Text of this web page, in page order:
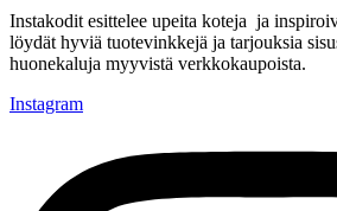
Instakodit esittelee upeita koteja ja
löydät hyviä tuotevinkkejä ja tarjouksia
huonekaluja myyvistä verkkokaupoista.
Instagram